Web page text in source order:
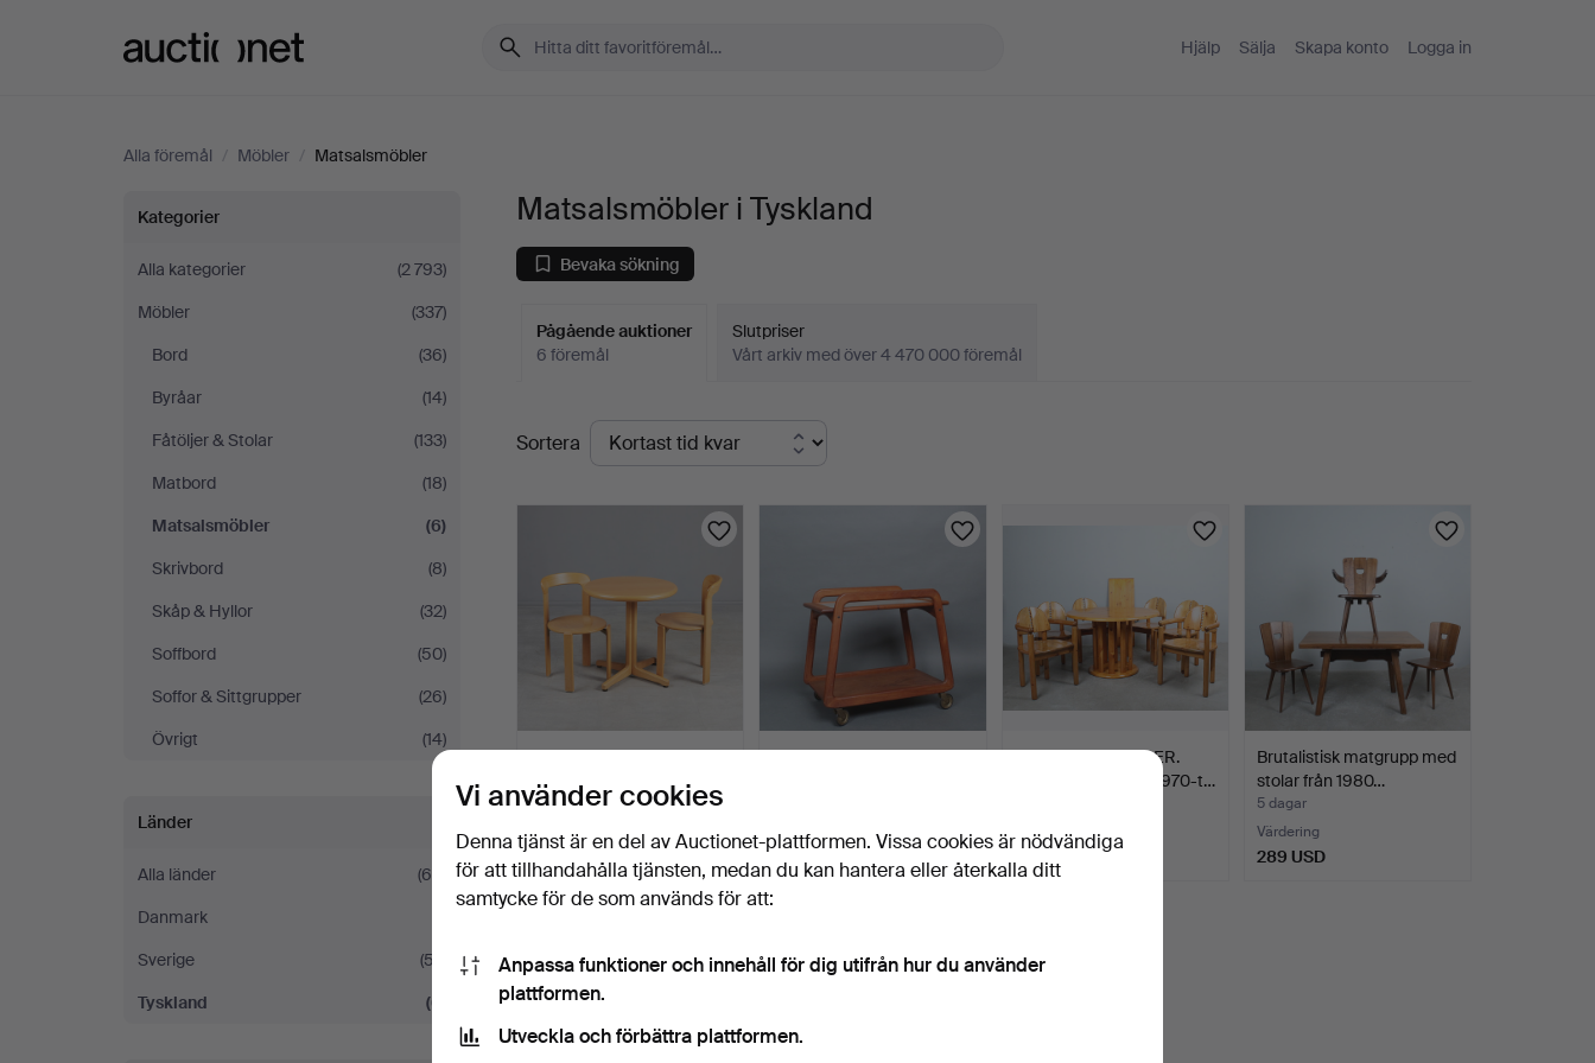
Hjälp Sälja Skapa konto Logga in
Alla föremål / Möbler / Matsalsmöbler
Matsalsmöbler
Tyskland
Kategorier
Alla kategorier
(2 793)
Möbler
(337)
Bord
(36)
Byråar
(14)
Fåtöljer & Stolar
(133)
Matbord
(18)
Matsalsmöbler
(6)
Skrivbord
(8)
Skåp & Hyllor
(32)
Soffbord
(50)
Soffor & Sittgrupper
(26)
Övrigt
(14)
Länder
Alla länder
(64)
Danmark
Sverige
(57)
Tyskland
(6)
Matsalsmöbler i Tyskland
Bevaka sökning
Pågående auktioner
6 föremål
Slutpriser
Vårt arkiv med över 4 470 000 föremål
Pågående
auktioner
Sortera
BRUNO REY. Kusch & Co.,
set med stolar och…
1 dag
1 bud
SIKA MØBLER.
10 bud
RAINER DAUMILLER.
Matsalsgrupp från 1970-t…
1 bud
Brutalistisk matgrupp med
stolar från 1980…
5 dagar
Värdering
289 USD
Vi använder cookies
Denna tjänst är en del av Auctionet-plattformen. Vissa cookies är nödvändiga
för att tillhandahålla tjänsten, medan du kan hantera eller återkalla ditt
samtycke för de som används för att:
Anpassa funktioner och innehåll för dig utifrån hur du använder
plattformen.
Utveckla och förbättra plattformen.